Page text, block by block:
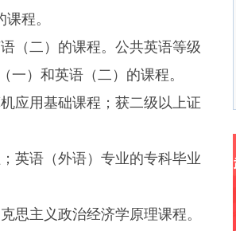
程。
（二）的课程。公共英语等级
）和英语（二）的课程。
应用基础课程；获二级以上证
英语（外语）专业的专科毕业
主义政治经济学原理课程。